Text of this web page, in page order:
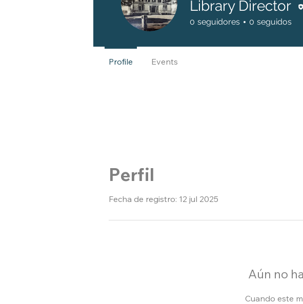
Perfil
Fecha de registro: 12 jul 2025
Aún no
Cuando este
Library Director
0 seguidores 0 seguidos
Profile Events